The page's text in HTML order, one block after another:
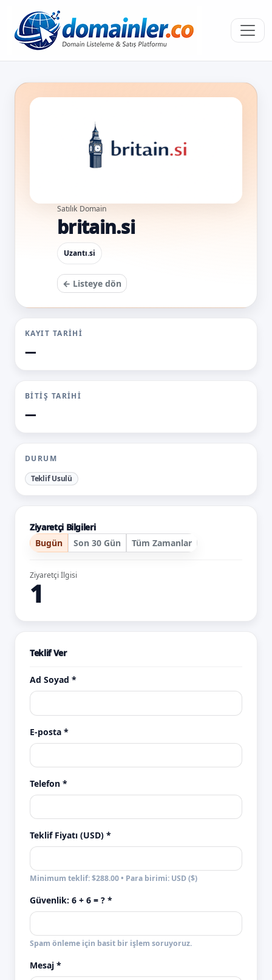
Satılık Domain
britain.si
Uzantı.si
← Listeye dön
KAYIT TARIHI
—
BITIŞ TARIHI
—
DURUM
Teklif Usulü
Ziyaretçi Bilgileri
Bugün
Son 30 Gün Tüm Zamanlar
Ziyaretçi İlgisi
1
Teklif Ver
Ad Soyad *
E-posta *
Telefon *
Teklif Fiyatı (USD) *
Minimum teklif: $288.00 • Para birimi: USD ($)
Güvenlik: 6 + 6 = ? *
Spam önleme için basit bir işlem soruyoruz.
Mesaj *